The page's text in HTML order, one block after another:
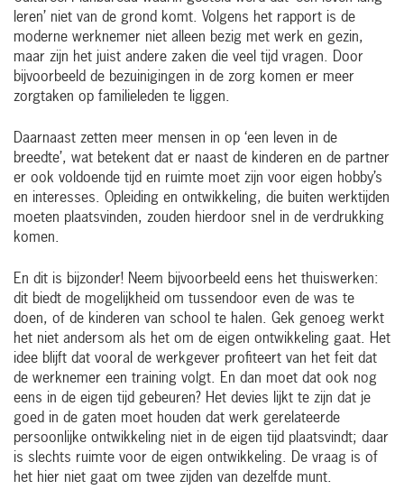
leren’ niet van de grond komt. Volgens het rapport is de
moderne werknemer niet alleen bezig met werk en gezin,
maar zijn het juist andere zaken die veel tijd vragen. Door
bijvoorbeeld de bezuinigingen in de zorg komen er meer
zorgtaken op familieleden te liggen.
Daarnaast zetten meer mensen in op ‘een leven in de
breedte’, wat betekent dat er naast de kinderen en de partner
er ook voldoende tijd en ruimte moet zijn voor eigen hobby’s
en interesses. Opleiding en ontwikkeling, die buiten werktijden
moeten plaatsvinden, zouden hierdoor snel in de verdrukking
komen.
En dit is bijzonder! Neem bijvoorbeeld eens het thuiswerken:
dit biedt de mogelijkheid om tussendoor even de was te
doen, of de kinderen van school te halen. Gek genoeg werkt
het niet andersom als het om de eigen ontwikkeling gaat. Het
idee blijft dat vooral de werkgever profiteert van het feit dat
de werknemer een training volgt. En dan moet dat ook nog
eens in de eigen tijd gebeuren? Het devies lijkt te zijn dat je
goed in de gaten moet houden dat werk gerelateerde
persoonlijke ontwikkeling niet in de eigen tijd plaatsvindt; daar
is slechts ruimte voor de eigen ontwikkeling. De vraag is of
het hier niet gaat om twee zijden van dezelfde munt.